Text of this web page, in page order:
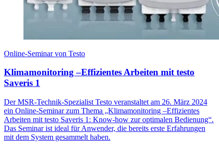
Online-Seminar von Testo
Klimamonitoring –Effizientes Arbeiten mit testo
Saveris 1
Der MSR-Technik-Spezialist Testo veranstaltet am 26. März 2024
ein Online-Seminar zum Thema „Klimamonitoring –Effizientes
Arbeiten mit testo Saveris 1: Know-how zur optimalen Bedienung“.
Das Seminar ist ideal für Anwender, die bereits erste Erfahrungen
mit dem System gesammelt haben.